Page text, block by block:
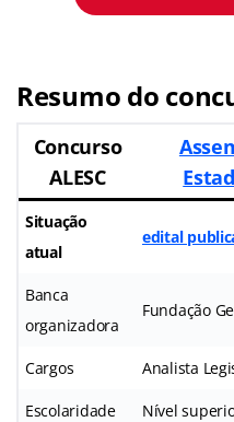
Resumo do
Concurso
ALESC
Situação
atual
edital
Banca
organizadora
Fundação
Cargos Analista
Escolaridade Nível